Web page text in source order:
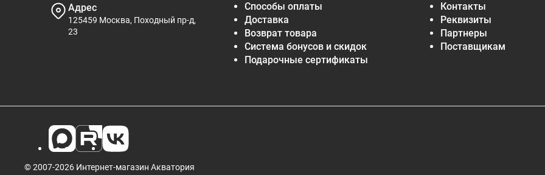
Способы оплаты
Доставка
Возврат товара
Система бонусов и скидок
Подарочные сертификаты
Контакты
Реквизиты
Партнеры
Поставщикам
Адрес
125459 Москва, Походный пр-д,
23
© 2007-2026 Интернет-магазин Акватория